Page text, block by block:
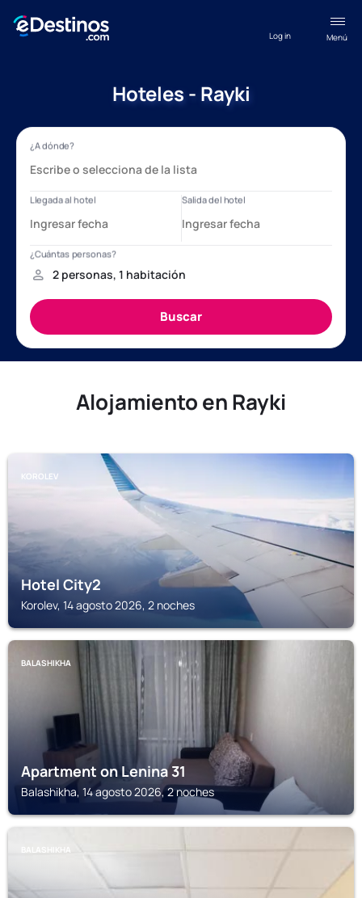
Menú
Log in
Hoteles - Rayki
Alojamiento en Rayki
KOROLEV
Hotel City2
Korolev, 14 agosto 2026, 2 noches
BALASHIKHA
Apartment on Lenina 31
Balashikha, 14 agosto 2026, 2 noches
BALASHIKHA